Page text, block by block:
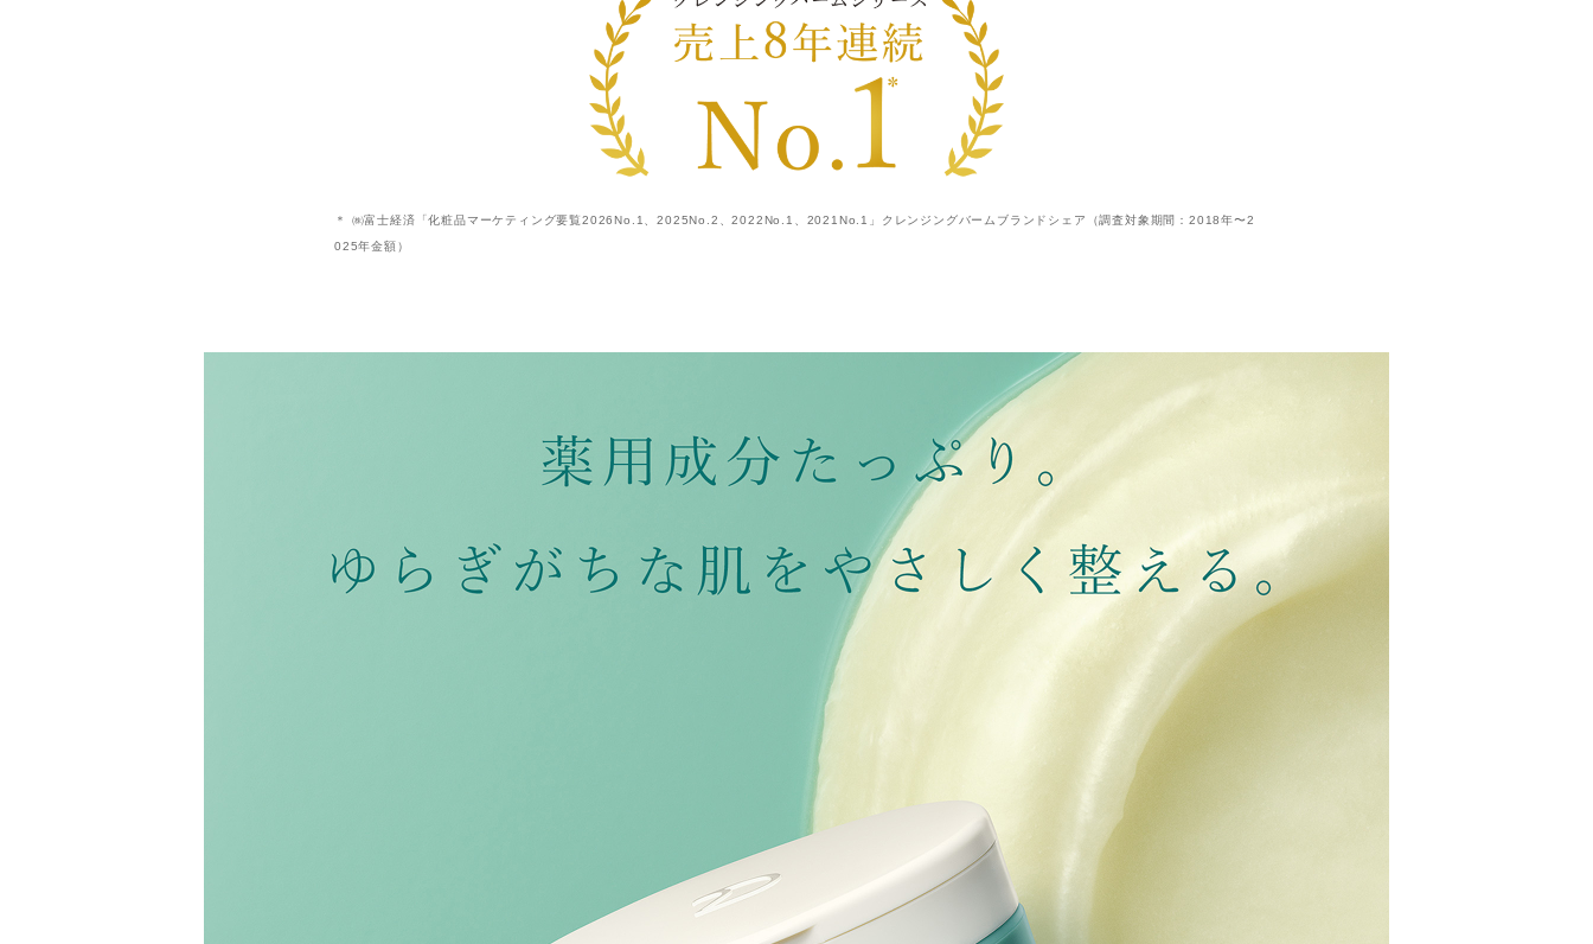
＊ ㈱富士経済「化粧品マーケティング要覧2026No.1、2025No.2、2022No.1、2021No.1」クレンジングバームブランドシェア（調査対象期間：2018年〜2
025年金額）